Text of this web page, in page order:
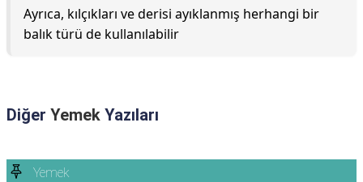
Ayrıca, kılçıkları ve derisi ayıklanmış herhangi bir
balık türü de kullanılabilir
Diğer Yemek Yazıları
Yemek